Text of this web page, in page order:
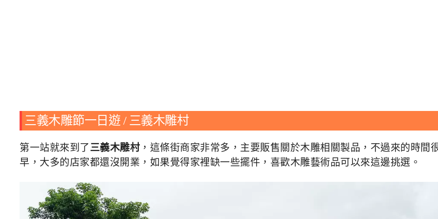
三義木雕節一日遊 / 三義木雕村
第一站就來到了三義木雕村，這條街商家非常多，主要販售關於木雕相關製品，不過來的時間
早，大多的店家都還沒開業，如果覺得家裡缺一些擺件，喜歡木雕藝術品可以來這邊挑選。